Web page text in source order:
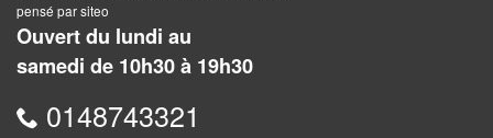
Extensions
Casse-
têtes
pensé par siteo
Ouvert du lundi au
samedi de 10h30 à 19h30
0148743321